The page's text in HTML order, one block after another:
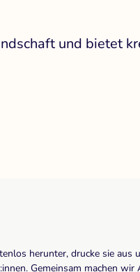
und bietet
herunter, drucke sie
Gemeinsam machen